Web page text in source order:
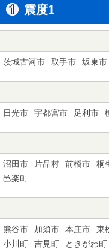
震度1
茨城古河市 取手市 坂東市
日光市 宇都宮市 足利市
沼田市 片品村 前橋市 桐
邑楽町
熊谷市 加須市 本庄市 東
小川町
吉見町 ときがわ町